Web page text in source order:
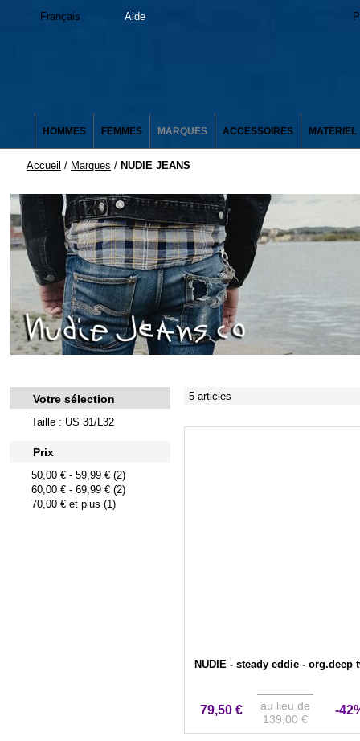
Français Aide
HOMMES FEMMES MARQUES ACCESSOIRES MATERIEL
Accueil / Marques / NUDIE JEANS
Votre sélection
Taille : US 31/L32
Prix
50,00 € -59,99 € (2)
60,00 € -69,99 € (2)
70,00 € et plus (1)
5 articles
NUDIE - steady eddie - org.deep
79,50 €
au lieu de
139,00 €
-